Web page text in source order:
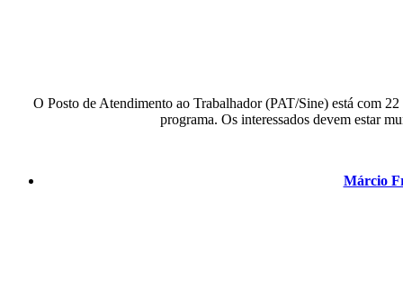
O Posto de Atendimento ao Trabalhador (PAT/Sine) está com
programa. Os interessados devem estar
Márcio